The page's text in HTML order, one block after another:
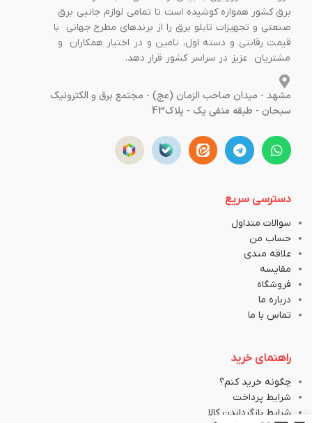
برق کشور همواره کوشیده است تا تمامی لوازم جانبی برق
صنعتی و تجهیزات تابلو برق را از برندهای مطرح جهانی با
قیمت رقابتی و دسته اول، تامین و در اختیار همکاران و
مشتریان عزیز در سراسر کشور قرار دهد.
مشهد - میدان صاحب الزمان (عج) - مجتمع برق و الکترونیک
سبحان - طبقه منفی یک - پلاک43
دسترسی سریع
سوالات متداول
حساب من
علاقه مندی
مقایسه
فروشگاه
درباره ما
تماس با ما
راهنمای خرید
چگونه خرید کنم؟
شرایط پرداخت
شرایط بازگرداندن کالا